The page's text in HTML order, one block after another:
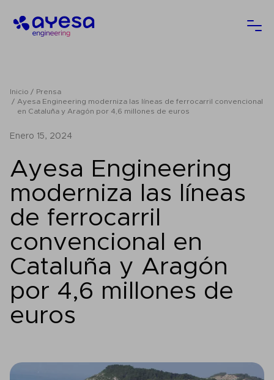
Ayesa
Inicio
Prensa
Ayesa Engineering moderniza las líneas de ferrocarril convencional
en Cataluña y Aragón por 4,6 millones de euros
enero 15, 2024
Ayesa Engineering
moderniza las líneas
de ferrocarril
convencional en
Cataluña y Aragón
por 4,6 millones de
euros